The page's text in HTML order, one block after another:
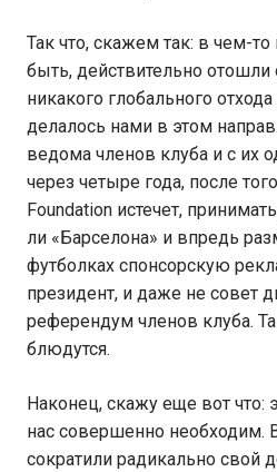
Так что, скажем так: в чем-
быть, действительно отошли
никакого глобального
делалось нами в этом
ведома членов клуба и с их
через четыре года, после
Foundation истечет,
ли «Барселона» и впредь
футболках спонсорскую
президент, и даже не совет
референдум членов клуба.
блюдутся.
Наконец, скажу еще вот что:
нас совершенно
сократили радикально свой